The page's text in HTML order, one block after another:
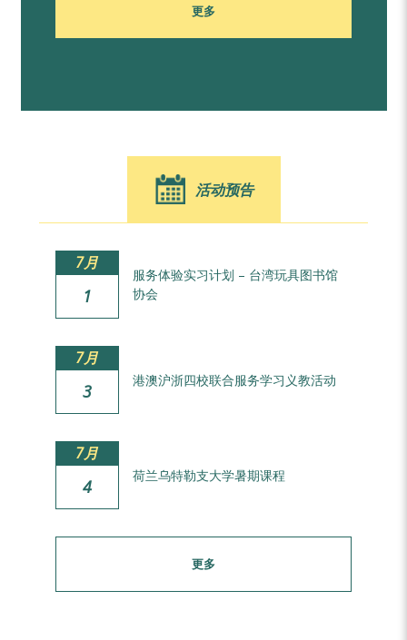
更多
活动预告
7月
1
服务体验实习计划 – 台湾玩具图书馆
协会
7月
3
港澳沪浙四校联合服务学习义教活动
7月
4
荷兰乌特勒支大学暑期课程
更多